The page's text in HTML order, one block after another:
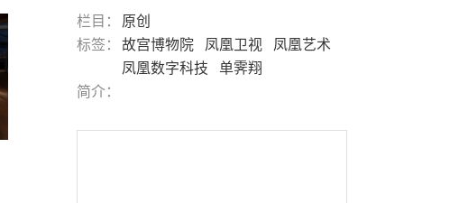
泰康空间在这个离京城最近的“天
堂”策划了“一日”和“十年”
儿童优先|周洲：儿童优先的前沿阵
地——好家庭与好父母
栏目：
原创
标签：
故宫博物院 凤凰卫视
凤凰艺术
凤凰数字科技
单霁翔
简介：